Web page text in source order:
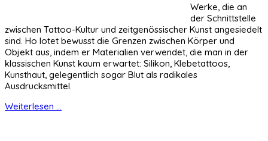
Werke, die an
der Schnittstelle
zwischen Tattoo-Kultur und zeitgenössischer Kunst angesiedelt
sind. Ho lotet bewusst die Grenzen zwischen Körper und
Objekt aus, indem er Materialien verwendet, die man in der
klassischen Kunst kaum erwartet: Silikon, Klebetattoos,
Kunsthaut, gelegentlich sogar Blut als radikales
Ausdrucksmittel.
Weiterlesen ...